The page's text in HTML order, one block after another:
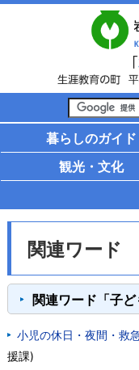
暮らしのガイド
観光・文化
関連ワード
関連ワード「子
小児の休日・夜間・救
援課)